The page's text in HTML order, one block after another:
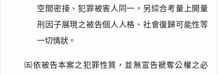
空間密接、犯罪被害人同一，另綜合考量上開量
刑因子展現之被告個人人格、社會復歸可能性等
一切情狀。
㈤依被告本案之犯罪性質，並無宣告褫奪公權之必